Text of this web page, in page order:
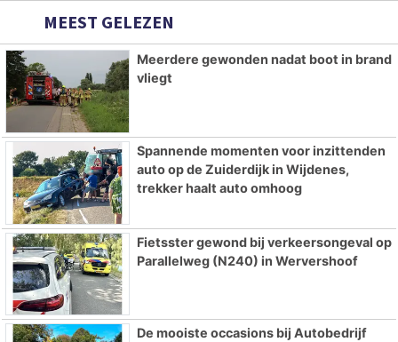
MEEST GELEZEN
Meerdere gewonden nadat boot in brand
vliegt
Spannende momenten voor inzittenden
auto op de Zuiderdijk in Wijdenes,
trekker haalt auto omhoog
Fietsster gewond bij verkeersongeval op
Parallelweg (N240) in Wervershoof
De mooiste occasions bij Autobedrijf